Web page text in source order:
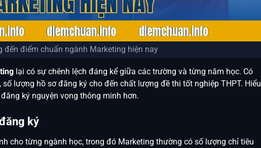
đến điểm chuẩn ngành Marketing hiện nay
lại có sự chênh lệch đáng kể giữa các trường và từng năm học. Có
lượng hồ sơ đăng ký cho đến chất lượng đề thi tốt nghiệp THPT. Hiểu
ký nguyện vọng thông minh hơn.
ký
cho từng ngành học, trong đó Marketing thường có số lượng chỉ tiêu